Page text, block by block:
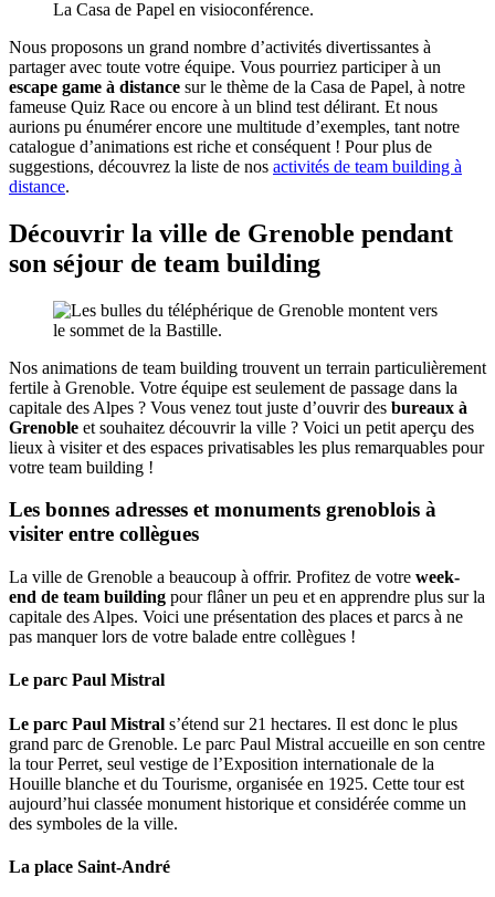
Nous proposons un grand nombre d’activités divertissantes à
partager avec toute votre équipe. Vous pourriez participer à un
escape game à distance sur le thème de la Casa de Papel, à notre
fameuse Quiz Race ou encore à un blind test délirant. Et nous
aurions pu énumérer encore une multitude d’exemples, tant notre
catalogue d’animations est riche et conséquent ! Pour plus de
suggestions, découvrez la liste de nos activités de team building à
distance.
Découvrir la ville de Grenoble pendant
son séjour de team building
Nos animations de team building trouvent un terrain particulièrement
fertile à Grenoble. Votre équipe est seulement de passage dans la
capitale des Alpes ? Vous venez tout juste d’ouvrir des bureaux à
Grenoble et souhaitez découvrir la ville ? Voici un petit aperçu des
lieux à visiter et des espaces privatisables les plus remarquables pour
votre team building !
Les bonnes adresses et monuments grenoblois à
visiter entre collègues
La ville de Grenoble a beaucoup à offrir. Profitez de votre week-
end de team building pour flâner un peu et en apprendre plus sur la
capitale des Alpes. Voici une présentation des places et parcs à ne
pas manquer lors de votre balade entre collègues !
Le parc Paul Mistral
Le parc Paul Mistral s’étend sur 21 hectares. Il est donc le plus
grand parc de Grenoble. Le parc Paul Mistral accueille en son centre
la tour Perret, seul vestige de l’Exposition internationale de la
Houille blanche et du Tourisme, organisée en 1925. Cette tour est
aujourd’hui classée monument historique et considérée comme un
des symboles de la ville.
La place Saint-André